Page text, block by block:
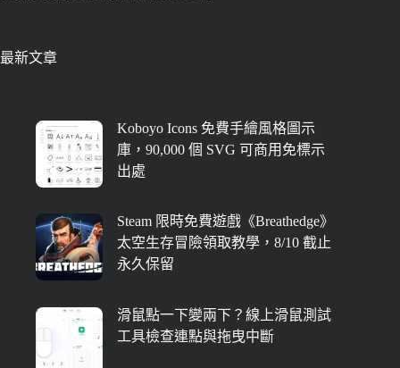
最新文章
Koboyo Icons 免費手繪風格圖示
庫，90,000 個 SVG 可商用免標示
出處
Steam 限時免費遊戲《Breathedge》
太空生存冒險領取教學，8/10 截止
永久保留
滑鼠點一下變兩下？線上滑鼠測試
工具檢查連點與拖曳中斷